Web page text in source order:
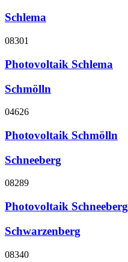
Schlema
08301
Photovoltaik Schlema
Schmölln
04626
Photovoltaik Schmölln
Schneeberg
08289
Photovoltaik Schneeberg
Schwarzenberg
08340